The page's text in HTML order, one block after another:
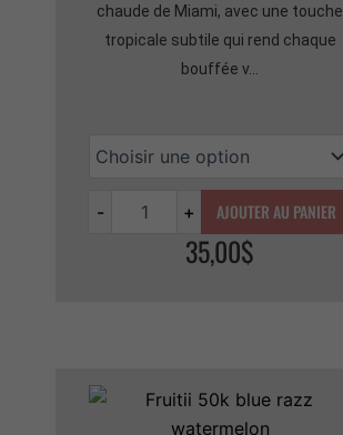
chaude de Miami, avec une touche
tropicale subtile qui rend chaque
bouffée v...
- + AJOUTER AU PANIER
35,00$